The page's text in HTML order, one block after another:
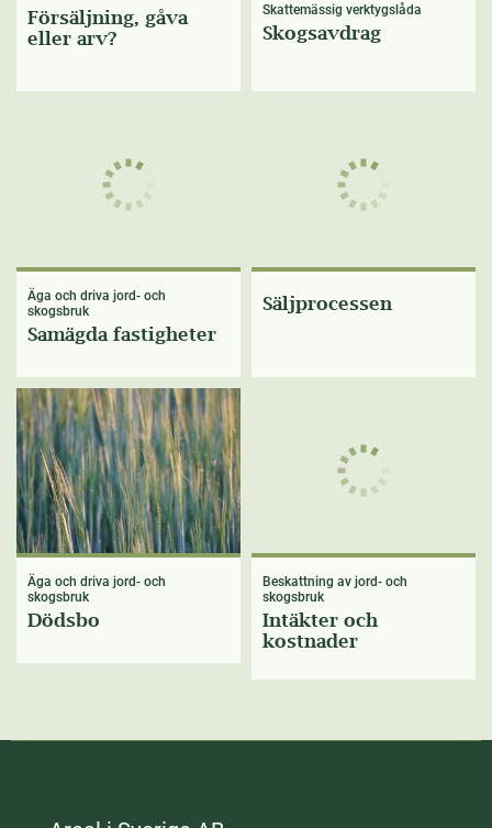
Försäljning, gåva
eller arv?
Skattemässig verktygslåda
Skogsavdrag
Äga och driva jord- och
skogsbruk
Samägda fastigheter
Säljprocessen
Äga och driva jord- och
skogsbruk
Dödsbo
Beskattning av jord- och
skogsbruk
Intäkter och
kostnader